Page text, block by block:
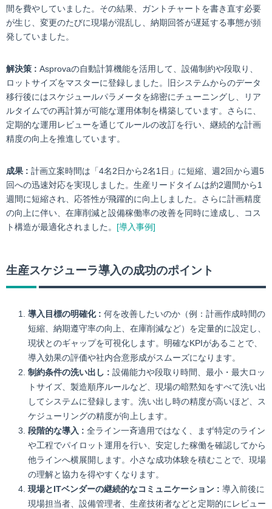
間を費やしていました。その結果、ガントチャートを書き直す必要
が生じ、変更のたびに現場が混乱し、納期回答が遅延する事態が頻
発していました。
解決策 : Asprovaの自動計算機能を活用して、設備制約や段取り、
ロットサイズをマスターに登録しました。旧システムからのデータ
移行後にはスケジュールパラメータを綿密にチューニングし、リア
ルタイムでの再計算が可能な運用体制を構築しています。さらに、
定期的な運用レビューを通じてルールの改訂を行い、継続的な計画
精度の向上を推進しています。
成果 : 計画立案時間は「4名2日から2名1日」に短縮、週2回から週5
回への迅速対応を実現しました。生産リードタイムは約2週間から1
週間に短縮され、応答性が飛躍的に向上しました。さらに計画精度
の向上に伴い、在庫削減と設備稼働率の改善を同時に達成し、コス
ト構造が最適化されました。 [導入事例]
生産スケジューラ導入の成功のポイント
導入目標の明確化 : 何を改善したいのか（例：計画作成時間の
短縮、納期遵守率の向上、在庫削減など）を定量的に設定し、
現状とのギャップを可視化します。明確なKPIがあることで、
導入効果の評価や社内合意形成がスムーズになります。
制約条件の洗い出し : 設備能力や段取り時間、最小・最大ロッ
トサイズ、製造順序ルールなど、現場の暗黙知をすべて洗い出
してシステムに登録します。洗い出し時の精度が高いほど、ス
ケジューリングの精度が向上します。
段階的な導入 : 全ライン一斉適用ではなく、まず特定のライン
や工程でパイロット運用を行い、安定した稼働を確認してから
他ラインへ横展開します。小さな成功体験を積むことで、現場
の理解と協力を得やすくなります。
現場とITベンダーの継続的なコミュニケーション : 導入前後に
現場担当者、設備管理者、生産技術者などと定期的にレビュー